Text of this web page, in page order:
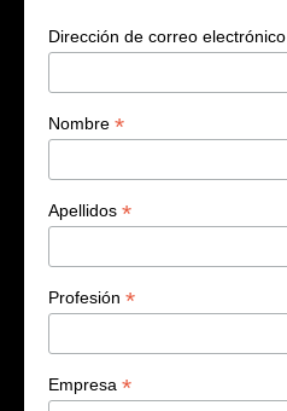
Dirección de correo electrónico
Nombre *
Apellidos *
Profesión *
Empresa *